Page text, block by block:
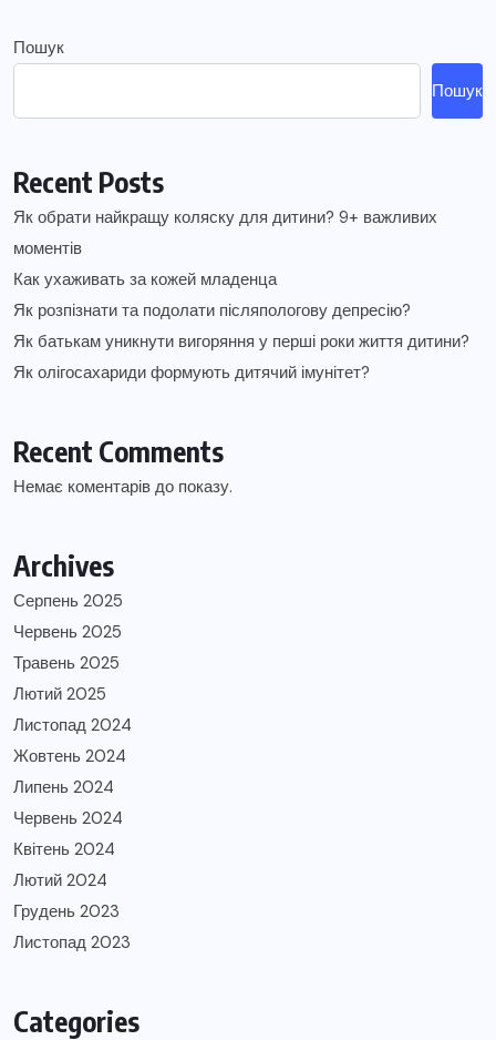
Пошук
Пошук
Recent Posts
Як обрати найкращу коляску для дитини? 9+ важливих
моментів
Как ухаживать за кожей младенца
Як розпізнати та подолати післяпологову депресію?
Як батькам уникнути вигоряння у перші роки життя дитини?
Як олігосахариди формують дитячий імунітет?
Recent Comments
Немає коментарів до показу.
Archives
Серпень 2025
Червень 2025
Травень 2025
Лютий 2025
Листопад 2024
Жовтень 2024
Липень 2024
Червень 2024
Квітень 2024
Лютий 2024
Грудень 2023
Листопад 2023
Categories